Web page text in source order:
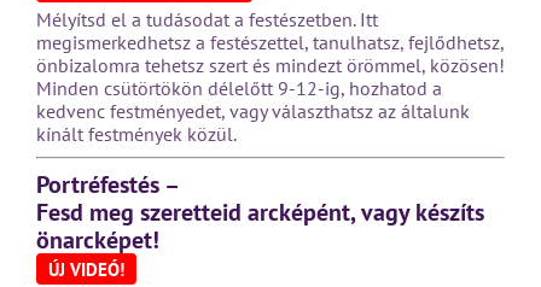
Mélyítsd el a tudásodat a festészetben. Itt
megismerkedhetsz a festészettel, tanulhatsz, fejlődhetsz,
önbizalomra tehetsz szert és mindezt örömmel, közösen!
Minden csütörtökön délelőtt 9-12-ig, hozhatod a
kedvenc festményedet, vagy választhatsz az általunk
kínált festmények közül.
Portréfestés –
Fesd meg szeretteid arcképént, vagy készíts
önarcképet!
ÚJ VIDEÓ!